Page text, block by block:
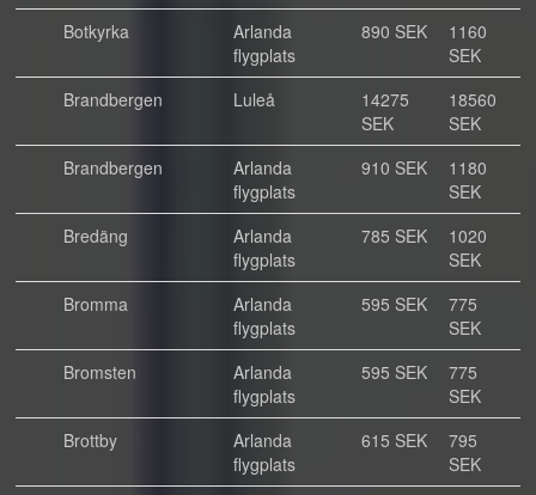
Botkyrka
Arlanda
flygplats
890 SEK
1160
SEK
Brandbergen
Luleå
14275
SEK
18560
SEK
Brandbergen
Arlanda
flygplats
910 SEK
1180
SEK
Bredäng
Arlanda
flygplats
785 SEK
1020
SEK
Bromma
Arlanda
flygplats
595 SEK
775
SEK
Bromsten
Arlanda
flygplats
595 SEK
775
SEK
Brottby
Arlanda
flygplats
615 SEK
795
SEK